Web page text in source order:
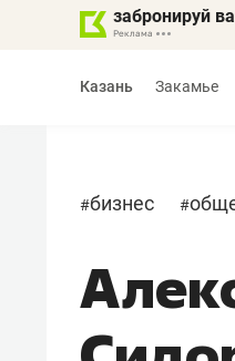
забронируй
Казань Закамье
#бизнес #